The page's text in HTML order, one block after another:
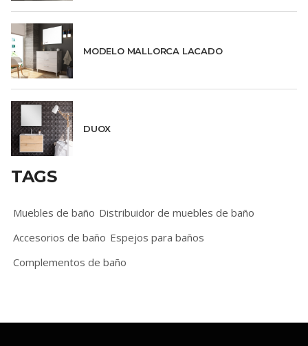
MODELO MALLORCA LACADO
DUOX
TAGS
Muebles de baño Distribuidor de muebles de baño
Accesorios de baño Espejos para baños
Complementos de baño